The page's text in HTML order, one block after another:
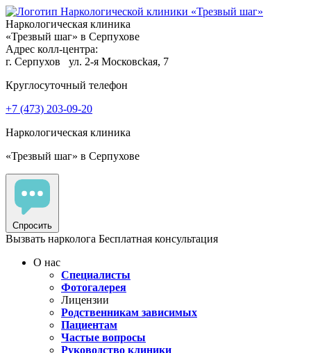
Наркологическая клиника
«Трезвый шаг» в Серпухове
Адрес колл-центра:
г. Серпухов
ул. 2-я Московсkaя, 7
Круглосуточный телефон
+7 (473) 203-09-20
Наркологическая клиника
«Трезвый шаг» в Серпухове
Спросить
Вызвать нарколога Бесплатная консультация
О нас
Специалисты
Фотогалерея
Лицензии
Родственникам зависимых
Пациентам
Частые вопросы
Руководство клиники